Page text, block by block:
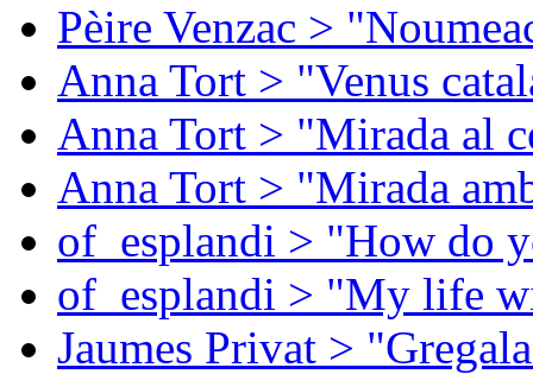
Pèire Venzac >
Anna Tort > "Venus
Anna Tort > "Mirada al
Anna Tort > "Mirada
of_esplandi > "How do
of_esplandi > "My life
Jaumes Privat >